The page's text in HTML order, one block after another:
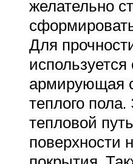
желательно
Для
армирующая
теплого
тепловой
поверхности